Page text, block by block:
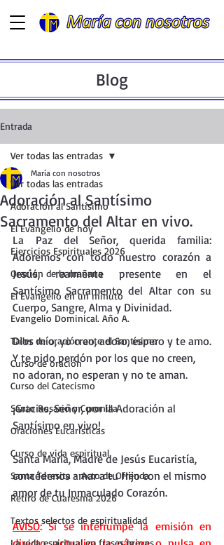
Blog
Entrada
Ver todas las entradas
Adoración al Santísimo
El Evangelio de hoy
Ejercicios Espirituales 2026
Oración de la mañana
El Evangelio en un minuto
Evangelio Dominical. Año A.
Taller de oración ante el Santísimo
Curso de oración
Curso del Catecismo
Santo Rosario y Coronilla
Oraciones Eucarísticas
Curso de vida espiritual
Santa Teresita - Acto de Ofrenda
Retiro de Cuaresma 2026
Textos selectos de espiritualidad
La vida espiritual en frases breves
Ver todas las entradas
Adoración al Santísimo
Sacramento del Altar en vivo.
María con nosotros
La Paz del Señor, querida familia:
Adoremos con todo nuestro corazón a
Jesús, realmente presente en el
Santísimo Sacramento del Altar con su
Cuerpo, Sangre, Alma y Divinidad.
Dios mío, yo creo, adoro, espero y te amo.
Y te pido perdón por los que no creen,
no adoran, no esperan y no te aman.
¡Gracias, Señor, por la Adoración al
Santísimo en vivo!
Santa María, Madre de Jesús Eucaristía,
concédenos amar a tu Hijo con el mismo
amor de tu Inmaculado Corazón.
AVISO: Si se interrumpe la emisión en